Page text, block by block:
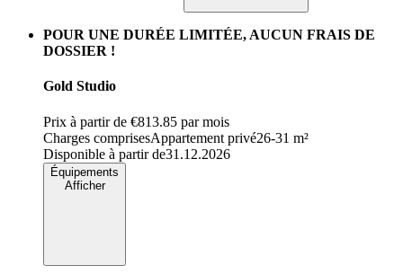
POUR UNE DURÉE LIMITÉE, AUCUN FRAIS DE
DOSSIER !
Gold Studio
Prix à partir de €813.85 par mois
Charges comprisesAppartement privé26-31 m²
Disponible à partir de31.12.2026
Équipements
Afficher